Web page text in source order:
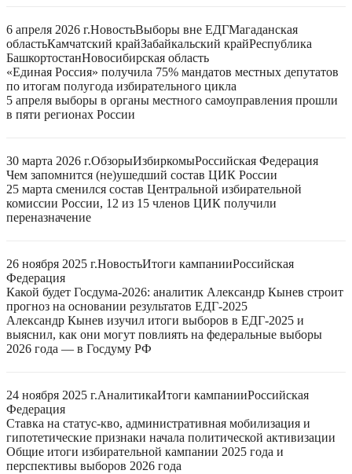
6 апреля 2026 г.НовостьВыборы вне ЕДГМагаданская
областьКамчатский крайЗабайкальский крайРеспублика
БашкортостанНовосибирская область
«Единая Россия» получила 75% мандатов местных депутатов
по итогам полугода избирательного цикла
5 апреля выборы в органы местного самоуправления прошли
в пяти регионах России
30 марта 2026 г.ОбзорыИзбиркомыРоссийская Федерация
Чем запомнится (не)ушедший состав ЦИК России
25 марта сменился состав Центральной избирательной
комиссии России, 12 из 15 членов ЦИК получили
переназначение
26 ноября 2025 г.НовостьИтоги кампанииРоссийская
Федерация
Какой будет Госдума-2026: аналитик Александр Кынев строит
прогноз на основании результатов ЕДГ-2025
Александр Кынев изучил итоги выборов в ЕДГ-2025 и
выяснил, как они могут повлиять на федеральные выборы
2026 года — в Госдуму РФ
24 ноября 2025 г.АналитикаИтоги кампанииРоссийская
Федерация
Ставка на статус-кво, административная мобилизация и
гипотетические признаки начала политической активизации
Общие итоги избирательной кампании 2025 года и
перспективы выборов 2026 года